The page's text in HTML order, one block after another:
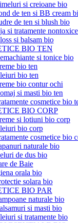
si creioane bio
de ten si BB cream
de ten si blush bio
si tratamente
si balsam bio
BIO TEN
si tonice bio
bio ten
bio ten
bio contur ochi
si masti bio ten
cosmetice bio
BIO CORP
si lotiuni bio corp
bio corp
cosmetice bio
naturale bio
de dus bio
de Baie
orala bio
solara bio
BIO PAR
naturale bio
si masti bio
si tratamente bio